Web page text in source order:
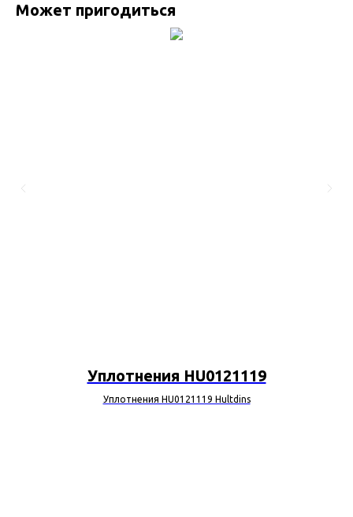
Может пригодиться
Уплотнения HU0121119
Уплотнения HU0121119 Hultdins